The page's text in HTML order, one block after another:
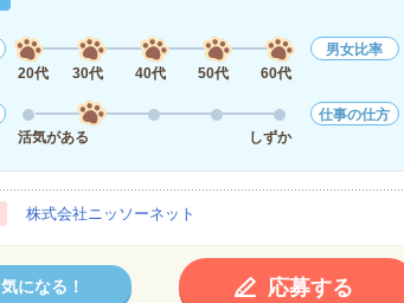
20代
30代 40代 50代 60代
男女比率
活気がある
しずか
仕事の仕方
株式会社ニッソーネット
気になる！ 応募する